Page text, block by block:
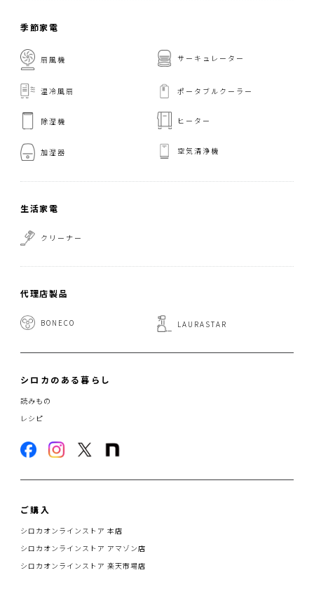
季節家電
扇風機 サーキュレーター
温冷風扇 ポータブルクーラー
除湿機 ヒーター
加湿器 空気清浄機
生活家電
クリーナー
代理店製品
BONECO LAURASTAR
シロカのある暮らし
読みもの
レシピ
ご購入
シロカオンラインストア 本店
シロカオンラインストア アマゾン店
シロカオンラインストア 楽天市場店